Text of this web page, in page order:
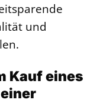
und
Kauf eines